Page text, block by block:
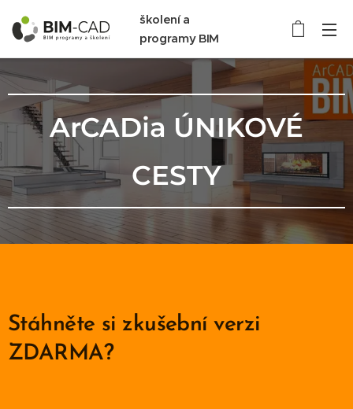
školení a
programy BIM
ArCADia ÚNIKOVÉ
CESTY
Stáhněte si zkušební verzi
ZDARMA?